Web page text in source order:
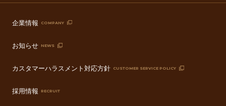
企業情報 COMPANY
お知らせ NEWS
カスタマーハラスメント対応方針 CUSTOMER SERVICE POLICY
採用情報 RECRUIT